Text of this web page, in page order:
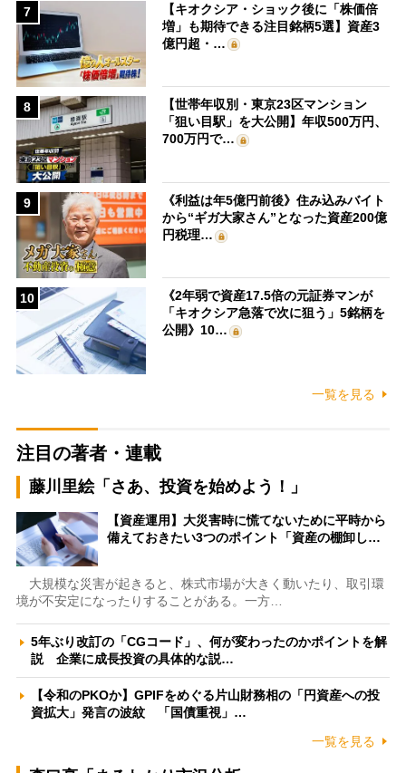
7
【キオクシア・ショック後に「株価倍
増」も期待できる注目銘柄5選】資産3
億円超・…
8
【世帯年収別・東京23区マンション
「狙い目駅」を大公開】年収500万円、
700万円で…
9
《利益は年5億円前後》住み込みバイト
から“ギガ大家さん”となった資産200億
円税理…
10
《2年弱で資産17.5倍の元証券マンが
「キオクシア急落で次に狙う」5銘柄を
公開》10…
一覧を見る
注目の著者・連載
藤川里絵「さあ、投資を始めよう！」
【資産運用】大災害時に慌てないために平時から
備えておきたい3つのポイント「資産の棚卸し…
大規模な災害が起きると、株式市場が大きく動いたり、取引環
境が不安定になったりすることがある。一方…
5年ぶり改訂の「CGコード」、何が変わったのかポイントを解
説 企業に成長投資の具体的な説…
【令和のPKOか】GPIFをめぐる片山財務相の「円資産への投
資拡大」発言の波紋 「国債重視」…
一覧を見る